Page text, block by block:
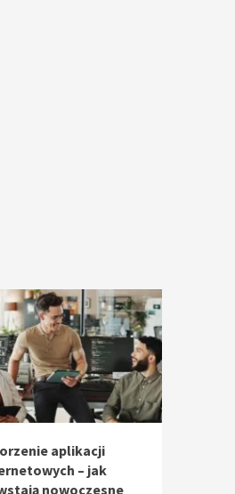
aplikacji
– jak
nowoczesne